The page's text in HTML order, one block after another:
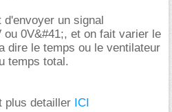
d'envoyer un signal
ou 0V&#41;, et on fait varier le
dire le temps ou le ventilateur
temps total.
plus detailler ICI